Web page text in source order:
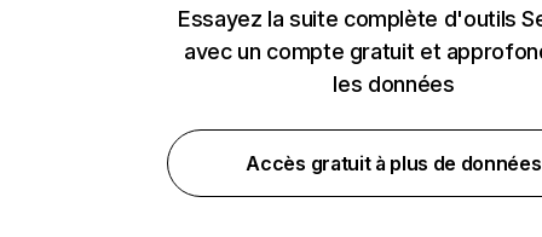
Essayez la suite complète d'outils
avec un compte gratuit et
les données
Accès gratuit à plus de données